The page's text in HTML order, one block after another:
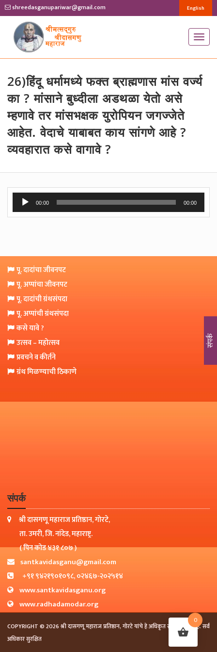
shreedasganupariwar@gmail.com English
T
g
g
a
t
i
26)हिंदू धर्मामध्ये फक्त ब्राह्मणास मांस वर्ज्य
का ? मांसाने बुध्दीला अडथळा येतो असे
म्हणावे तर मांसभक्षक युरोपियन जगज्जेते
आहेत. वेदाचे याबाबत काय सांगणे आहे ?
व्यवहारात कसे वागावे ?
Audio
Player
00:00 00:00
पू. दादांचा जीवनपट
पू. अप्पांचा जीवनपट
पू. दादांची ग्रंथसंपदा
पू. अप्पांची ग्रंथसंपदा
कसे यावे ?
उत्सव – महोत्सव
प्रवचने व कीर्तने
ग्रंथ मिळण्याची ठिकाणे
संपर्क
श्री दासगणू महाराज प्रतिष्ठान, गोरटे,
ता. उमरी, जि. नांदेड, महाराष्ट्र.
( पिन कोड ४३१ ८०७ )
santkavidasganu@gmail.com
+९१ ९४२१९०१०९८, ०२४६७-२०२५१४
www.santkavidasganu.org
www.radhadamodar.org
COPYRIGHT © 2026 श्री दासगणू महाराज प्रतिष्ठान, गोरटे यांचे हे अधिकृत संकेतस्थळ आहे. सर्व
अधिकार सुरक्षित
संपर्क
0